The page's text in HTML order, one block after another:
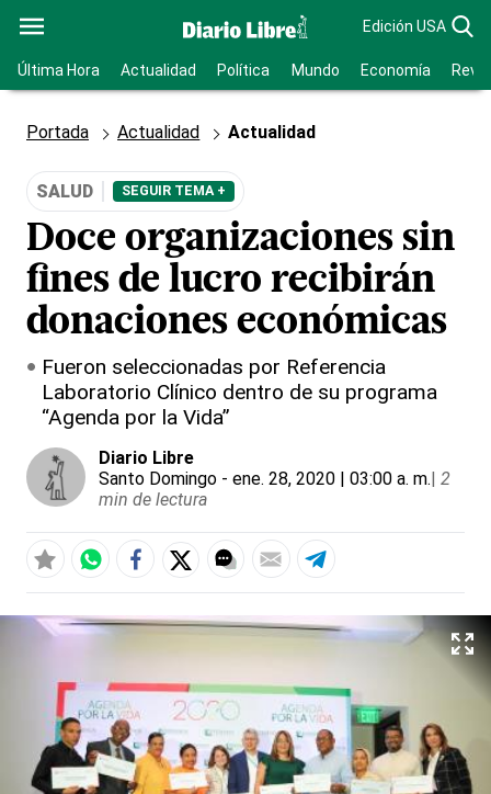
Edición USA
Última Hora Actualidad Política Mundo Economía
Portada Actualidad Actualidad
SALUD SEGUIR TEMA +
Doce organizaciones sin
fines de lucro recibirán
donaciones económicas
Fueron seleccionadas por Referencia
Laboratorio Clínico dentro de su programa
“Agenda por la Vida”
Diario Libre
Santo Domingo - ene. 28, 2020 | 03:00 a. m.| 2
min de lectura